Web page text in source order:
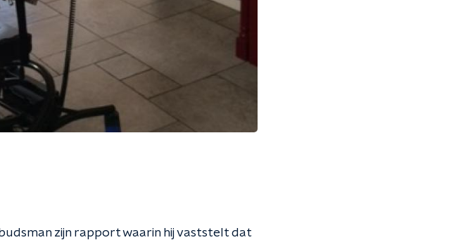
zijn rapport waarin hij vaststelt dat